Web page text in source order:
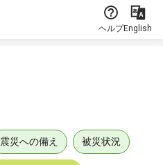
ヘルプEnglish
震災への備え 被災状況